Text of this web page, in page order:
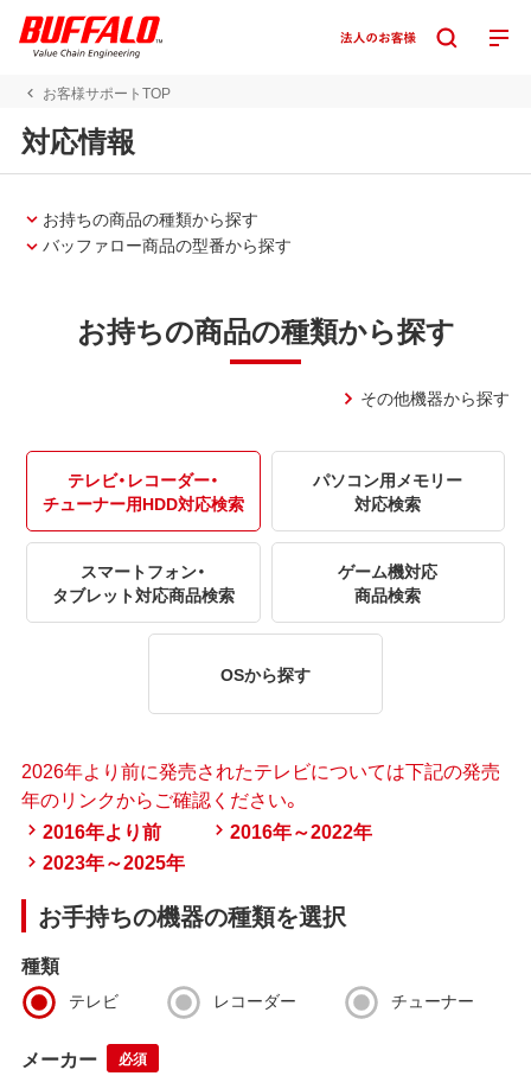
お客様サポートTOP
対応情報
お持ちの商品の種類から探す
バッファロー商品の型番から探す
お持ちの商品の種類から探す
その他機器から探す
テレビ・レコーダー・
チューナー用HDD対応検索
パソコン用メモリー
対応検索
スマートフォン・
タブレット対応商品検索
ゲーム機対応
商品検索
OSから探す
2026年より前に発売されたテレビについては下記の発売
年のリンクからご確認ください。
2016年より前
2016年～2022年
2023年～2025年
お手持ちの機器の種類を選択
種類
テレビ レコーダー チューナー
メーカー 必須